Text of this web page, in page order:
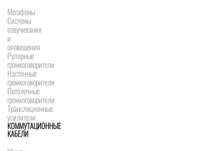
Мегафоны
Системы
озвучивания
и
оповещения
Рупорные
громкоговорители
Настенные
громкоговорители
Потолочные
громкоговорители
Трансляционные
усилители
КОММУТАЦИОННЫЕ
КАБЕЛИ